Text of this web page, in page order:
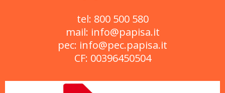
tel: 800 500 580
mail: info@papisa.it
pec: info@pec.papisa.it
CF: 00396450504